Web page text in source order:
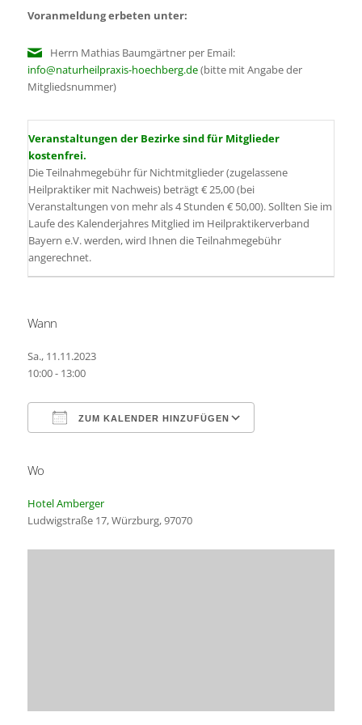
Voranmeldung erbeten unter:
Herrn Mathias Baumgärtner per Email:
info@naturheilpraxis-hoechberg.de(bitte mit Angabe der
Mitgliedsnummer)
Veranstaltungen der Bezirke sind für Mitglieder
kostenfrei.
Die Teilnahmegebühr für Nichtmitglieder (zugelassene
Heilpraktiker mit Nachweis) beträgt € 25,00 (bei
Veranstaltungen von mehr als 4 Stunden € 50,00). Sollten Sie im
Laufe des Kalenderjahres Mitglied im Heilpraktikerverband
Bayern e.V. werden, wird Ihnen die Teilnahmegebühr
angerechnet.
Wann
Sa., 11.11.2023
10:00 - 13:00
ZUM KALENDER HINZUFÜGEN
Wo
Hotel Amberger
Ludwigstraße 17, Würzburg, 97070